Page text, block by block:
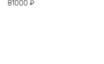
81000 ₽